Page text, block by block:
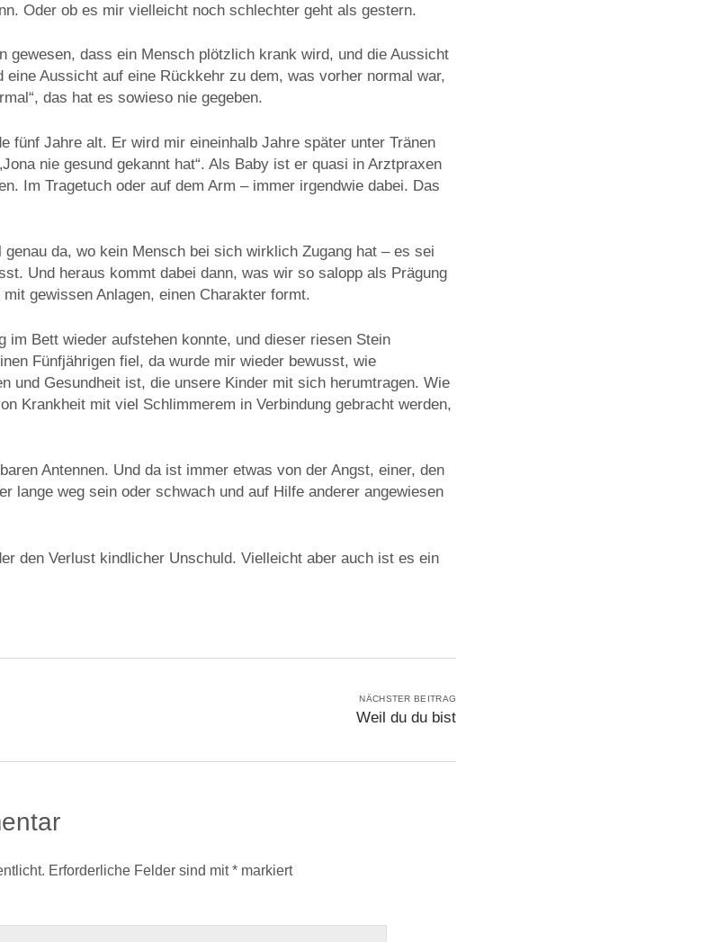
Oder ob es mir vielleicht noch schlechter geht als gestern.
gewesen, dass ein Mensch plötzlich krank wird, und die Aussicht
Aussicht auf eine Rückkehr zu dem, was vorher normal war,
das hat es sowieso nie gegeben.
fünf Jahre alt. Er wird mir eineinhalb Jahre später unter Tränen
nie gesund gekannt hat“. Als Baby ist er quasi in Arztpraxen
Im Tragetuch oder auf dem Arm – immer irgendwie dabei. Das
da, wo kein Mensch bei sich wirklich Zugang hat – es sei
Und heraus kommt dabei dann, was wir so salopp als Prägung
gewissen Anlagen, einen Charakter formt.
im Bett wieder aufstehen konnte, und dieser riesen Stein
Fünfjährigen fiel, da wurde mir wieder bewusst, wie
und Gesundheit ist, die unsere Kinder mit sich herumtragen. Wie
Krankheit mit viel Schlimmerem in Verbindung gebracht werden,
Antennen. Und da ist immer etwas von der Angst, einer, den
lange weg sein oder schwach und auf Hilfe anderer angewiesen
den Verlust kindlicher Unschuld. Vielleicht aber auch ist es ein
NÄCHSTER BEITRAG
Weil du du bist
Erforderliche Felder sind mit*markiert